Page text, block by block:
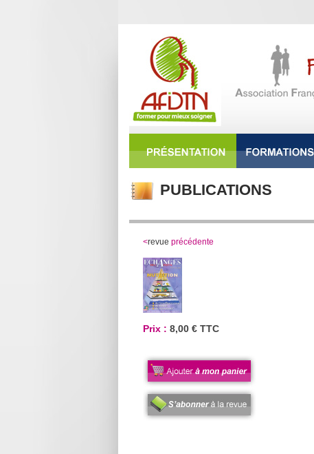
PUBLICATIONS
<revue précédente
Prix : 8,00 € TTC